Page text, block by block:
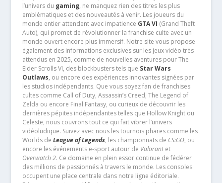
l’univers du gaming, ne manquez rien des titres les plus
emblématiques et des nouveautés à venir. Les joueurs du
monde entier attendent avec impatience GTA VI (Grand Theft
Auto), qui promet de révolutionner la franchise culte avec un
monde ouvert encore plus immersif. Notre site vous propose
également des informations exclusives sur les jeux vidéo très
attendus en 2025, comme de nouvelles aventures pour The
Elder Scrolls VI, des blockbusters tels que Star Wars
Outlaws, ou encore des expériences innovantes signées par
les studios indépendants. Que vous soyez fan de franchises
cultes comme Call of Duty, Assassin’s Creed, The Legend of
Zelda ou encore Final Fantasy, ou curieux de découvrir les
dernières pépites indépendantes telles que Hollow Knight ou
Celeste, nous couvrons tout ce qui fait vibrer l’univers
vidéoludique. Suivez avec nous les tournois phares comme les
Worlds de League of Legends, les championnats de CS:GO, ou
encore les événements e-sport autour de Valorantet
Overwatch 2. Ce domaine en plein essor continue de fédérer
des millions de passionnés à travers le monde. Les consoles
occupent une place centrale dans notre ligne éditoriale.